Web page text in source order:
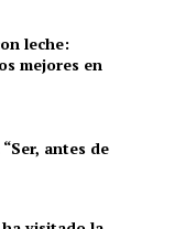
leche:
mejores en
antes de